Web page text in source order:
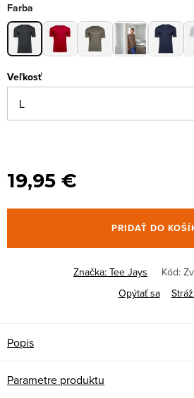
Farba
Veľkosť
19,95 €
PRIDAŤ DO
Značka: Tee Jays Kód:
Opýtať sa
Popis
Parametre produktu